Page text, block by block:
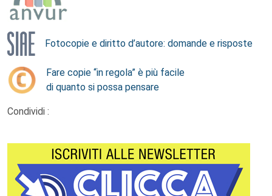
Fotocopie e diritto d’autore: domande e risposte
Fare copie “in regola” è più facile
di quanto si possa pensare
Condividi :